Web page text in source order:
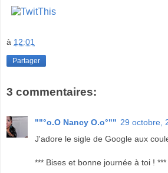
à 12:01
Partager
3 commentaires:
""°o.O Nancy O.o°"" 29 octobre,
J'adore le sigle de Google aux
*** Bises et bonne journée à toi ! ***